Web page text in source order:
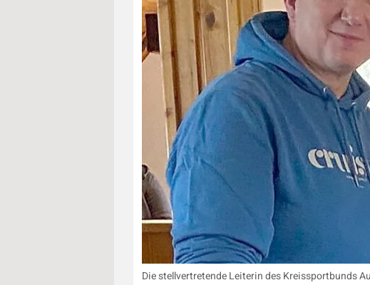
Die stellvertretende Leiterin des Kreissportbunds